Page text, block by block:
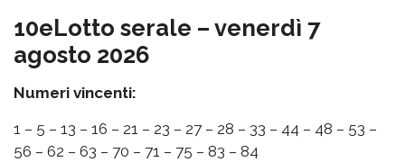
10eLotto serale – venerdì 7
agosto 2026
Numeri vincenti:
1 – 5 – 13 – 16 – 21 – 23 – 27 – 28 – 33 – 44 – 48 – 53 –
56 – 62 – 63 – 70 – 71 – 75 – 83 – 84